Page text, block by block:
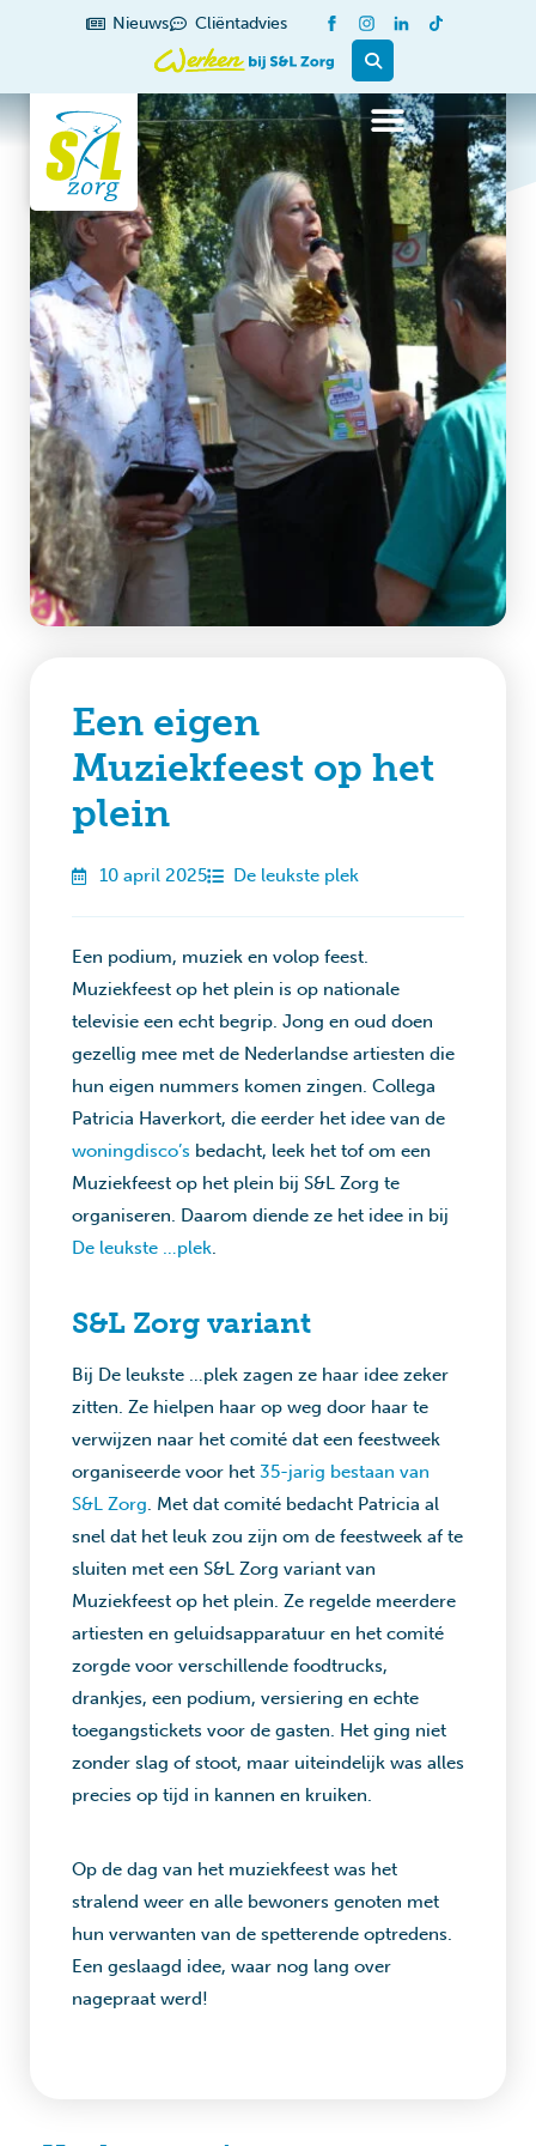
Nieuws Cliëntadvies
Een eigen
Muziekfeest op het
plein
10 april 2025 De leukste plek
Een podium, muziek en volop feest.
Muziekfeest op het plein is op nationale
televisie een echt begrip. Jong en oud doen
gezellig mee met de Nederlandse artiesten die
hun eigen nummers komen zingen. Collega
Patricia Haverkort, die eerder het idee van de
woningdisco’s bedacht, leek het tof om een
Muziekfeest op het plein bij S&L Zorg te
organiseren. Daarom diende ze het idee in bij
De leukste …plek.
S&L Zorg variant
Bij De leukste …plek zagen ze haar idee zeker
zitten. Ze hielpen haar op weg door haar te
verwijzen naar het comité dat een feestweek
organiseerde voor het 35-jarig bestaan van
S&L Zorg. Met dat comité bedacht Patricia al
snel dat het leuk zou zijn om de feestweek af te
sluiten met een S&L Zorg variant van
Muziekfeest op het plein. Ze regelde meerdere
artiesten en geluidsapparatuur en het comité
zorgde voor verschillende foodtrucks,
drankjes, een podium, versiering en echte
toegangstickets voor de gasten. Het ging niet
zonder slag of stoot, maar uiteindelijk was alles
precies op tijd in kannen en kruiken.
Op de dag van het muziekfeest was het
stralend weer en alle bewoners genoten met
hun verwanten van de spetterende optredens.
Een geslaagd idee, waar nog lang over
nagepraat werd!